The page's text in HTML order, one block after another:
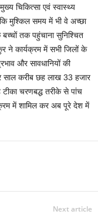
चिकित्सा एवं स्वास्थ्य
मुश्किल समय में भी वे अच्छा
तक पहुंचाना सुनिश्चित
ने कार्यक्रम में सभी जिलों के
और सावधानियों की
साल करीब छह लाख 33 हजार
चरणबद्ध तरीके से पांच
में शामिल कर अब पूरे देश में
Next article